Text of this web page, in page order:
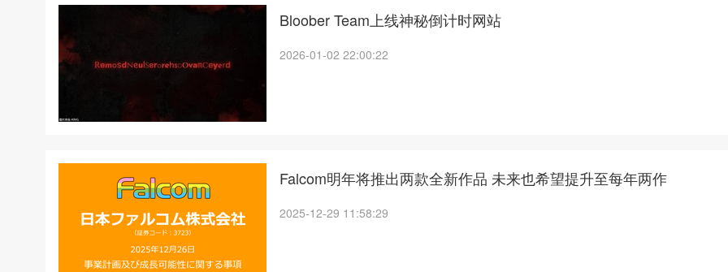
Bloober Team上线神秘倒计时网站
2026-01-02 22:00:22
Falcom明年将推出两款全新作品 未来也希望提升至每年两作
2025-12-29 11:58:29